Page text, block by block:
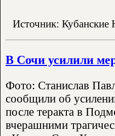
Источник: Кубанские
В Сочи усилили
Фото: Станислав
сообщили об
после теракта в
вчерашними